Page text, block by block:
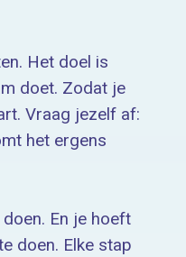
Het doel is
doet. Zodat je
Vraag jezelf af:
het ergens
En je hoeft
doen. Elke stap